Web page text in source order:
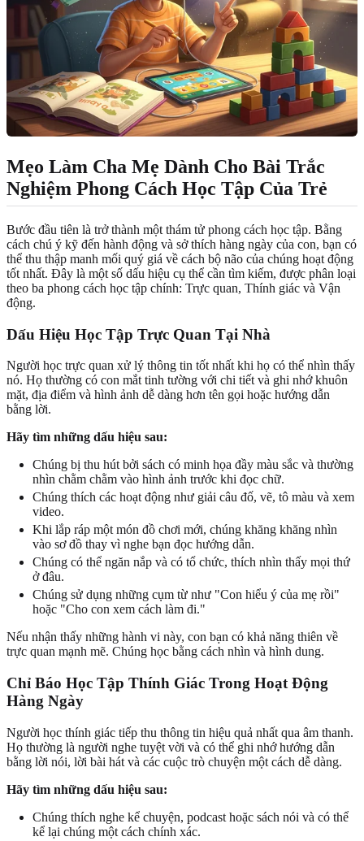
Mẹo Làm Cha Mẹ Dành Cho Bài Trắc
Nghiệm Phong Cách Học Tập Của Trẻ
Bước đầu tiên là trở thành một thám tử phong cách học tập. Bằng
cách chú ý kỹ đến hành động và sở thích hàng ngày của con, bạn có
thể thu thập manh mối quý giá về cách bộ não của chúng hoạt động
tốt nhất. Đây là một số dấu hiệu cụ thể cần tìm kiếm, được phân loại
theo ba phong cách học tập chính: Trực quan, Thính giác và Vận
động.
Dấu Hiệu Học Tập Trực Quan Tại Nhà
Người học trực quan xử lý thông tin tốt nhất khi họ có thể nhìn thấy
nó. Họ thường có con mắt tinh tường với chi tiết và ghi nhớ khuôn
mặt, địa điểm và hình ảnh dễ dàng hơn tên gọi hoặc hướng dẫn
bằng lời.
Hãy tìm những dấu hiệu sau:
Chúng bị thu hút bởi sách có minh họa đầy màu sắc và thường
nhìn chằm chằm vào hình ảnh trước khi đọc chữ.
Chúng thích các hoạt động như giải câu đố, vẽ, tô màu và xem
video.
Khi lắp ráp một món đồ chơi mới, chúng khăng khăng nhìn
vào sơ đồ thay vì nghe bạn đọc hướng dẫn.
Chúng có thể ngăn nắp và có tổ chức, thích nhìn thấy mọi thứ
ở đâu.
Chúng sử dụng những cụm từ như "Con hiểu ý của mẹ rồi"
hoặc "Cho con xem cách làm đi."
Nếu nhận thấy những hành vi này, con bạn có khả năng thiên về
trực quan mạnh mẽ. Chúng học bằng cách nhìn và hình dung.
Chỉ Báo Học Tập Thính Giác Trong Hoạt Động
Hàng Ngày
Người học thính giác tiếp thu thông tin hiệu quả nhất qua âm thanh.
Họ thường là người nghe tuyệt vời và có thể ghi nhớ hướng dẫn
bằng lời nói, lời bài hát và các cuộc trò chuyện một cách dễ dàng.
Hãy tìm những dấu hiệu sau:
Chúng thích nghe kể chuyện, podcast hoặc sách nói và có thể
kể lại chúng một cách chính xác.